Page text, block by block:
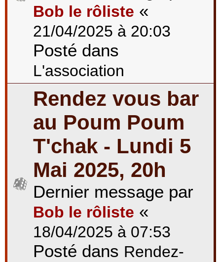
Bob le rôliste «
21/04/2025 à 20:03
Posté dans
L'association
Rendez vous bar
au Poum Poum
T'chak - Lundi 5
Mai 2025, 20h
Dernier message par
Bob le rôliste «
18/04/2025 à 07:53
Posté dans Rendez-